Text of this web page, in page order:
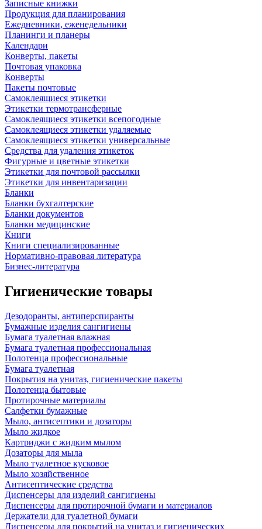
Записные книжки
Продукция для планирования
Ежедневники, еженедельники
Планинги и планеры
Календари
Конверты, пакеты
Почтовая упаковка
Конверты
Пакеты почтовые
Самоклеящиеся этикетки
Этикетки термотрансферные
Самоклеящиеся этикетки всепогодные
Самоклеящиеся этикетки удаляемые
Самоклеящиеся этикетки универсальные
Средства для удаления этикеток
Фигурные и цветные этикетки
Этикетки для почтовой рассылки
Этикетки для инвентаризации
Бланки
Бланки бухгалтерские
Бланки документов
Бланки медицинские
Книги
Книги специализированные
Нормативно-правовая литература
Бизнес-литература
Гигиенические товары
Дезодоранты, антиперспиранты
Бумажные изделия сангигиены
Бумага туалетная влажная
Бумага туалетная профессиональная
Полотенца профессиональные
Бумага туалетная
Покрытия на унитаз, гигиенические пакеты
Полотенца бытовые
Протирочные материалы
Салфетки бумажные
Мыло, антисептики и дозаторы
Мыло жидкое
Картриджи с жидким мылом
Дозаторы для мыла
Мыло туалетное кусковое
Мыло хозяйственное
Антисептические средства
Диспенсеры для изделий сангигиены
Диспенсеры для протирочной бумаги и материалов
Держатели для туалетной бумаги
Диспенсеры для покрытий на унитаз и гигиенических